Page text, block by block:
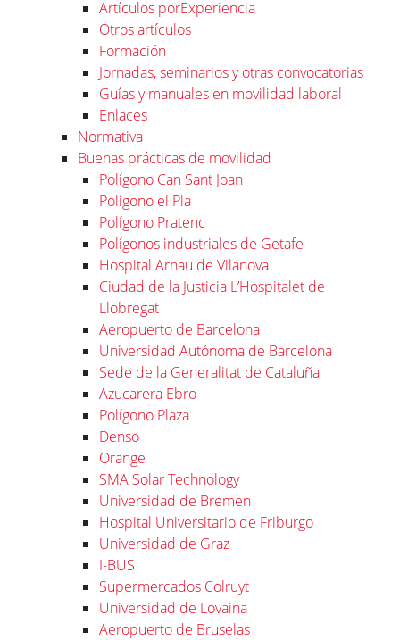
Artículos porExperiencia
Otros artículos
Formación
Jornadas, seminarios y otras convocatorias
Guías y manuales en movilidad laboral
Enlaces
Normativa
Buenas prácticas de movilidad
Polígono Can Sant Joan
Polígono el Pla
Polígono Pratenc
Polígonos industriales de Getafe
Hospital Arnau de Vilanova
Ciudad de la Justicia L’Hospitalet de
Llobregat
Aeropuerto de Barcelona
Universidad Autónoma de Barcelona
Sede de la Generalitat de Cataluña
Azucarera Ebro
Polígono Plaza
Denso
Orange
SMA Solar Technology
Universidad de Bremen
Hospital Universitario de Friburgo
Universidad de Graz
I-BUS
Supermercados Colruyt
Universidad de Lovaina
Aeropuerto de Bruselas